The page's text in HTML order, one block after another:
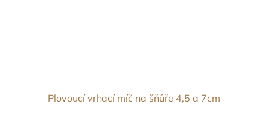
Plovoucí vrhací míč na šňůře 4,5 a 7cm